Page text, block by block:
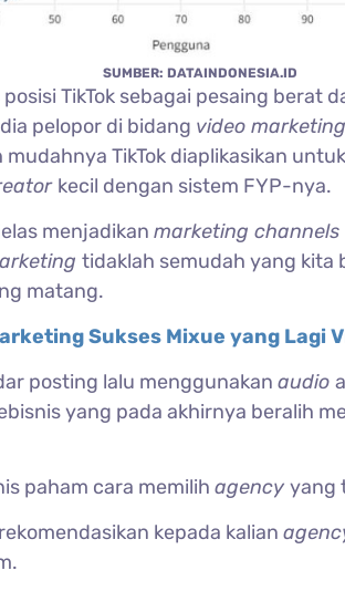
SUMBER: DATAINDONESIA.ID
TikTok sebagai pesaing berat
pelopor di bidang video marketing
mudahnya TikTok diaplikasikan untuk
kecil dengan sistem FYP-nya.
menjadikan marketing channels
tidaklah semudah yang kita
matang.
Sukses Mixue yang Lagi
posting lalu menggunakan audio
yang pada akhirnya beralih
paham cara memilih agency yang
kepada kalian